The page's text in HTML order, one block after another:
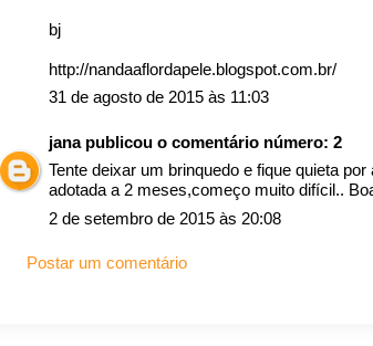
bj
http://nandaaflordapele.blogspot.com.br/
31 de agosto de 2015 às 11:03
jana publicou o comentário número: 2
Tente deixar um brinquedo e fique quieta
adotada a 2 meses,começo muito difícil..
2 de setembro de 2015 às 20:08
Postar um comentário